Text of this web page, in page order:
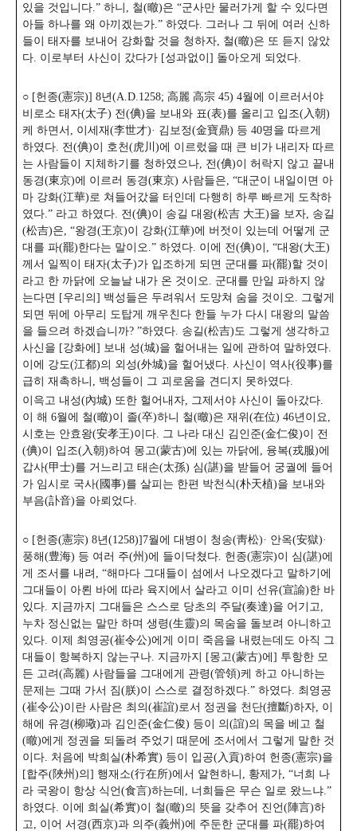
있을 것입니다.” 하니, 철(㬚)은 “군사만 물러가게 할 수 있다면
아들 하나를 왜 아끼겠는가.” 하였다. 그러나 그 뒤에 여러 신하
들이 태자를 보내어 강화할 것을 청하자, 철(㬚)은 또 듣지 않았
다. 이로부터 사신이 갔다가 [성과없이] 돌아오게 되었다.
○ [헌종(憲宗)] 8년(A.D.1258; 高麗 高宗 45) 4월에 이르러서야
비로소 태자(太子) 전(倎)을 보내와 표(表)를 올리고 입조(入朝)
케 하면서, 이세재(李世才)· 김보정(金寶鼎) 등 40명을 따르게
하였다. 전(倎)이 호천(虎川)에 이르렀을 때 큰 비가 내리자 따르
는 사람들이 지체하기를 청하였으나, 전(倎)이 허락지 않고 끝내
동경(東京)에 이르러 동경(東京) 사람들은, “대군이 내일이면 아
마 강화(江華)로 쳐들어갔을 터인데 다행히 하루 빠르게 도착하
였다.” 라고 하였다. 전(倎)이 송길 대왕(松吉 大王)을 보자, 송길
(松吉)은, “왕경(王京)이 강화(江華)에 버젓이 있는데 어떻게 군
대를 파(罷)한다는 말이오.” 하였다. 이에 전(倎)이, “대왕(大王)
께서 일찍이 태자(太子)가 입조하게 되면 군대를 파(罷)할 것이
라고 한 까닭에 오늘날 내가 온 것이오. 군대를 만일 파하지 않
는다면 [우리의] 백성들은 두려워서 도망쳐 숨을 것이오. 그렇게
되면 뒤에 아무리 도탑게 깨우친다 한들 누가 다시 대왕의 말씀
을 들으려 하겠습니까? ”하였다. 송길(松吉)도 그렇게 생각하고
사신을 [강화에] 보내 성(城)을 헐어내는 일에 관하여 말하였다.
이에 강도(江都)의 외성(外城)을 헐어냈다. 사신이 역사(役事)를
급히 재촉하니, 백성들이 그 괴로움을 견디지 못하였다.
이윽고 내성(內城) 또한 헐어내자, 그제서야 사신이 돌아갔다.
이 해 6월에 철(㬚)이 졸(卒)하니 철(㬚)은 재위(在位) 46년이요,
시호는 안효왕(安孝王)이다. 그 나라 대신 김인준(金仁俊)이 전
(倎)이 입조(入朝)하여 몽고(蒙古)에 있는 까닭에, 융복(戎服)에
갑사(甲士)를 거느리고 태손(太孫) 심(諶)을 받들어 궁궐에 들어
가 임시로 국사(國事)를 살피는 한편 박천식(朴天植)을 보내와
부음(訃音)을 아뢰었다.
○ [헌종(憲宗) 8년(1258)]7월에 대병이 청송(靑松)· 안옥(安獄)·
풍해(豊海) 등 여러 주(州)에 들이닥쳤다. 헌종(憲宗)이 심(諶)에
게 조서를 내려, “해마다 그대들이 섬에서 나오겠다고 말하기에
그대들이 아뢴 바에 따라 육지에서 살라고 이미 선유(宣諭)한 바
있다. 지금까지 그대들은 스스로 당초의 주달(奏達)을 어기고,
누차 정신없는 말만 하며 생령(生靈)의 목숨을 돌보려 아니하고
있다. 이제 최영공(崔令公)에게 이미 죽음을 내렸는데도 아직 그
대들이 항복하지 않는구나. 지금까지 [몽고(蒙古)에] 투항한 모
든 고려(高麗) 사람들을 그대에게 관령(管領)케 하고 아니하는
문제는 그때 가서 짐(朕)이 스스로 결정하겠다.” 하였다. 최영공
(崔令公)이란 사람은 최의(崔誼)로서 정권을 천단(擅斷)하자, 이
해에 유경(柳璥)과 김인준(金仁俊) 등이 의(誼)의 목을 베고 철
(㬚)에게 정권을 되돌려 주었기 때문에 조서에서 그렇게 말한 것
이다. 처음에 박희실(朴希實) 등이 입공(入貢)하여 헌종(憲宗)을
[합주(陜州)의] 행재소(行在所)에서 알현하니, 황제가, “너희 나
라 국왕이 항상 식언(食言)하는데, 너희들은 무슨 일로 왔느냐.”
하였다. 이에 희실(希實)이 철(㬚)의 뜻을 갖추어 진언(陣言)하
고, 이어 서경(西京)과 의주(義州)에 주둔한 군대를 파(罷)하여